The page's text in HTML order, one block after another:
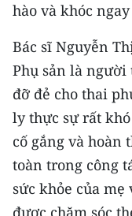
Video
Media Chính trị
Media Kinh tế
Media Văn hóa
Media Xã hội
hào và khóc
Bác sĩ Nguyễn
Phụ sản là người
đỡ đẻ cho thai
ly thực sự rất
cố gắng và hoàn
toàn trong công
sức khỏe của
được chăm sóc